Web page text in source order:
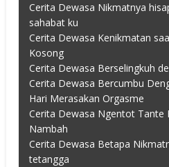
Cerita Dewasa Nikmatnya
sahabat ku
Cerita Dewasa Kenikmatan
Kosong
Cerita Dewasa Berselingkuh
Cerita Dewasa Bercumbu
Hari Merasakan Orgasme
Cerita Dewasa Ngentot Tante
Nambah
Cerita Dewasa Betapa
tetangga